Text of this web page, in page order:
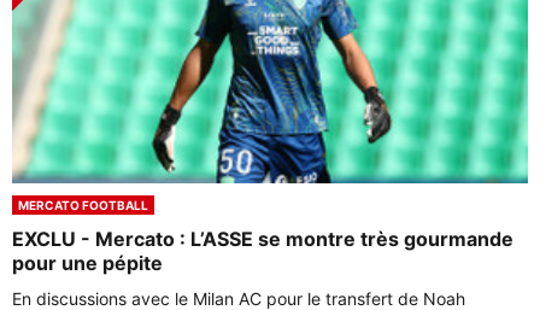
MERCATO FOOTBALL
EXCLU - Mercato : L’ASSE se montre très gourmande
pour une pépite
En discussions avec le Milan AC pour le transfert de Noah